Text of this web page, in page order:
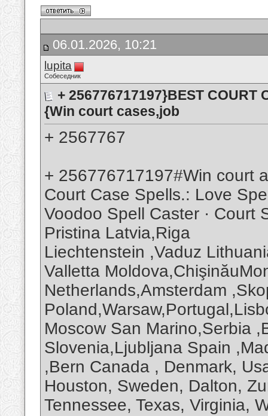
06.01.2026, 10:21
lupita
Собеседник
+ 256776717197}BEST COURT
{Win court cases,job
+ 2567767
+ 256776717197#Win court
Court Case Spells.: Love
Voodoo Spell Caster · Court
Pristina Latvia,Riga
Liechtenstein ,Vaduz
Valletta
Netherlands,Amsterdam
Moscow San Marino,Serbia
Slovenia,Ljubljana Spain
,Bern Canada , Denmark,
Houston, Sweden, Dalton,
Tennessee, Texas, Virginia,